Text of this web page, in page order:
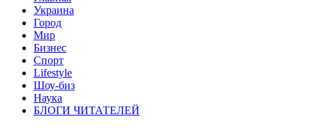
Украина
Город
Мир
Бизнес
Спорт
Lifestyle
Шоу-биз
Наука
БЛОГИ ЧИТАТЕЛЕЙ